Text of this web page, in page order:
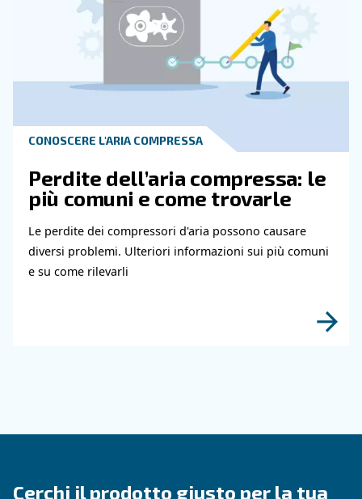
Tubazioni dell'aria
la guida completa e
materiali, dimensionamento, layout e
dell'energia e migliorare l'affidabilità.
CONOSCERE L'ARIA COMPRESSA